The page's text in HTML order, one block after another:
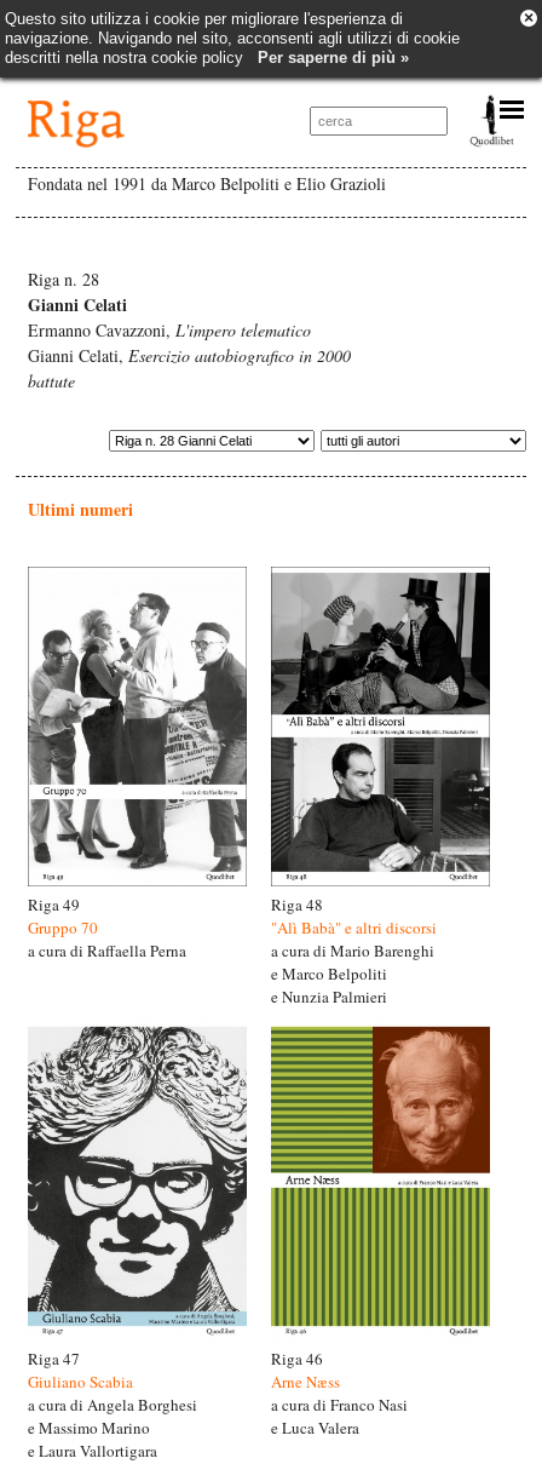
Questo sito utilizza i cookie per migliorare l'esperienza di
navigazione. Navigando nel sito, acconsenti agli utilizzi di cookie
descritti nella nostra cookie policy
Per saperne di più »
×
Fondata nel 1991 da Marco Belpoliti e Elio Grazioli
Riga n. 28
Gianni Celati
Ermanno Cavazzoni,L'impero telematico
Gianni Celati,Esercizio autobiografico in 2000
battute
Ultimi numeri
Riga 49
Gruppo 70
a cura di Raffaella Perna
Riga 48
"Alì Babà" e altri discorsi
a cura di Mario Barenghi
e Marco Belpoliti
e Nunzia Palmieri
Riga 47
Giuliano Scabia
a cura di Angela Borghesi
e Massimo Marino
e Laura Vallortigara
Riga 46
Arne Næss
a cura di Franco Nasi
e Luca Valera